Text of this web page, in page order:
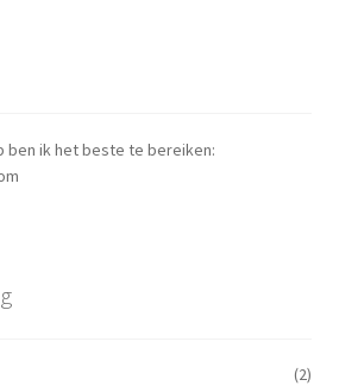
ben ik het beste te bereiken:
(2)